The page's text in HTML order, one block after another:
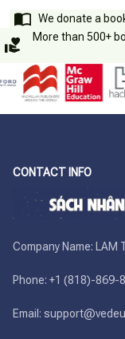
We donate a
More than 500+
CONTACT INFO
Company Name: LAM
Phone: +1 (818)-869-
Email: